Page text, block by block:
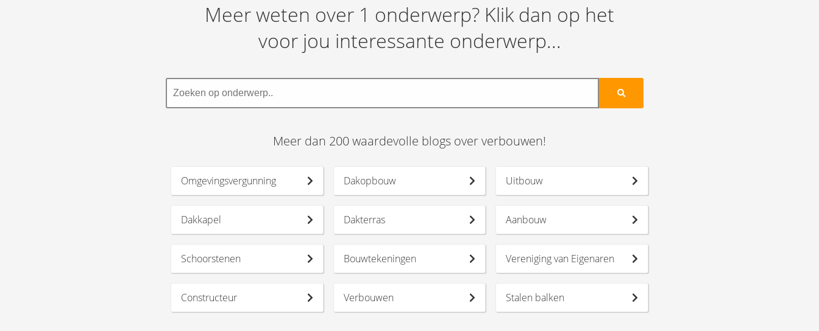
Meer weten over 1 onderwerp? Klik dan op het
voor jou interessante onderwerp...
Meer dan 200 waardevolle blogs over verbouwen!
Omgevingsvergunning Dakopbouw Uitbouw
Dakkapel Dakterras Aanbouw
Schoorstenen Bouwtekeningen Vereniging van Eigenaren
Constructeur Verbouwen Stalen balken